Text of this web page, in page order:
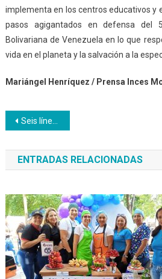
implementa en los centros educativos y
pasos agigantados en defensa del
Bolivariana de Venezuela en lo que
vida en el planeta y la salvación a la
Mariángel Henríquez / Prensa Inces
Navegación
de
entradas
Seis líneas de acción tendrá el Gobierno de Nicolás Maduro
ENTRADAS RELACIONADAS